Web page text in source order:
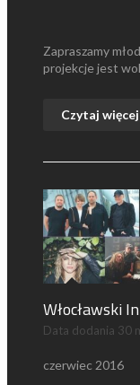
Zapraszamy
projekcje jest
Czytaj więcej
Włocławski
Data dodania 30
czerwiec 2016